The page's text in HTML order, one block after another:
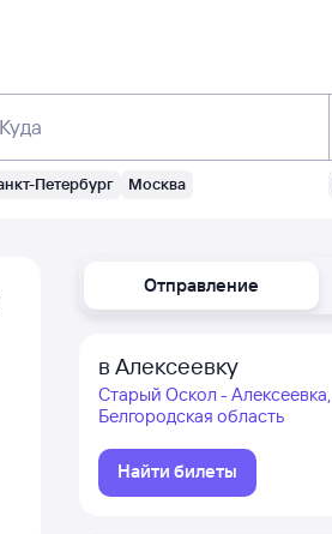
Куда
Петербург Москва
Отправление
в Алексеевку
Старый Оскол - Алексеевка,
Белгородская область
Найти билеты